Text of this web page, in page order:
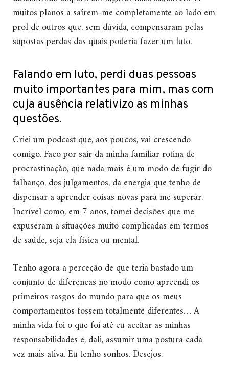
muitos planos a saírem-me completamente ao lado em
prol de outros que, sem dúvida, compensaram pelas
supostas perdas das quais poderia fazer um luto.
Falando em luto, perdi duas pessoas
muito importantes para mim, mas com
cuja ausência relativizo as minhas
questões.
Criei um podcast que, aos poucos, vai crescendo
comigo. Faço por sair da minha familiar rotina de
procrastinação, que nada mais é um modo de fugir do
falhanço, dos julgamentos, da energia que tenho de
dispensar a aprender coisas novas para me superar.
Incrível como, em 7 anos, tomei decisões que me
expuseram a situações muito complicadas em termos
de saúde, seja ela física ou mental.
Tenho agora a perceção de que teria bastado um
conjunto de diferenças no modo como apreendi os
primeiros rasgos do mundo para que os meus
comportamentos fossem totalmente diferentes… A
minha vida foi o que foi até eu aceitar as minhas
responsabilidades e, dali, assumir uma postura cada
vez mais ativa. Eu tenho sonhos. Desejos.